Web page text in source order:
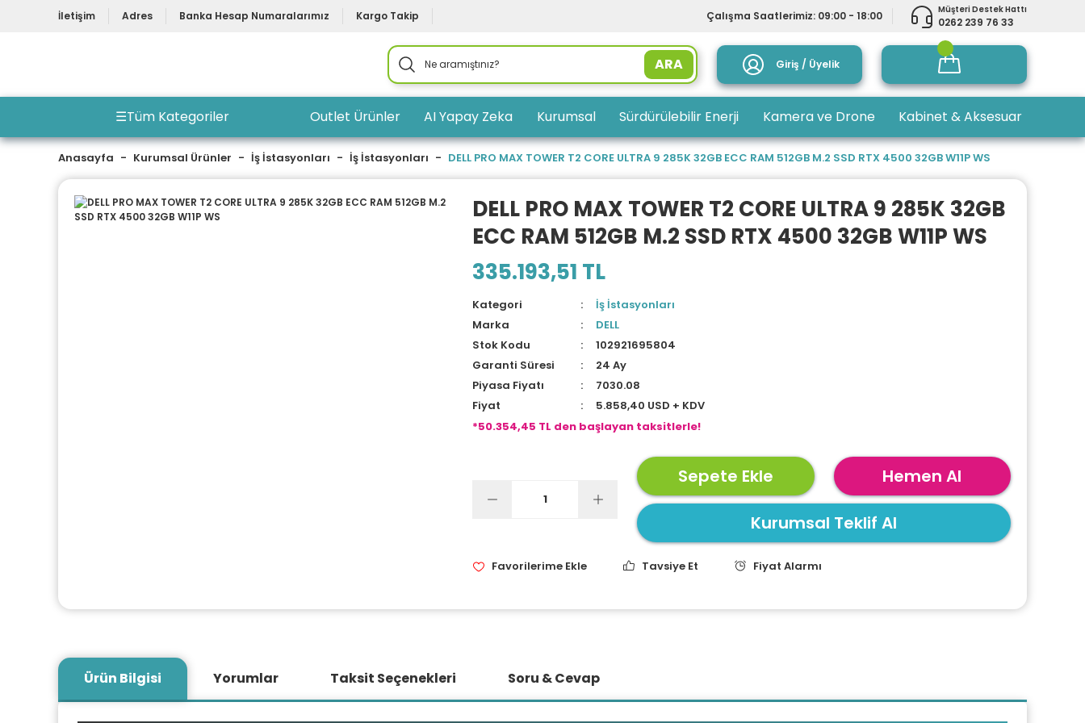
İletişim Adres Banka Hesap Numaralarımız Kargo Takip Çalışma Saatlerimiz: 09:00 - 18:00 Müşteri Destek Hattı
0262 239 76 33
ARA Giriş / Üyelik
☰Tüm Kategoriler Outlet Ürünler AI Yapay Zeka Kurumsal Sürdürülebilir Enerji Kamera ve Drone Kabinet & Aksesuar
Anasayfa Kurumsal Ürünler İş İstasyonları İş İstasyonları DELL PRO MAX TOWER T2 CORE ULTRA 9 285K 32GB ECC RAM 512GB M.2 SSD RTX 4500 32GB W11P WS
DELL PRO MAX TOWER T2 CORE ULTRA 9 285K 32GB
ECC RAM 512GB M.2 SSD RTX 4500 32GB W11P WS
335.193,51 TL
Kategori
İş İstasyonları
Marka
DELL
Stok Kodu
102921695804
Garanti Süresi
24 Ay
Piyasa Fiyatı
7030.08
Fiyat
5.858,40 USD + KDV
*50.354,45 TL den başlayan taksitlerle!
Sepete Ekle Hemen Al
Kurumsal Teklif Al
Tavsiye Et Fiyat Alarmı
Ürün Bilgisi Yorumlar Taksit Seçenekleri Soru & Cevap